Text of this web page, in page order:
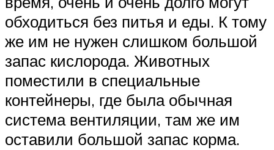
обходиться без питья и еды. К тому
же им не нужен слишком большой
запас кислорода. Животных
поместили в специальные
контейнеры, где была обычная
система вентиляции, там же им
оставили большой запас корма.